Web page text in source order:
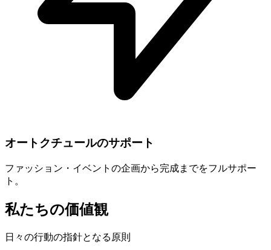
オートクチュールのサポート
ファッション・イベントの企画から完成までをフルサポー
ト。
私たちの価値観
日々の行動の指針となる原則